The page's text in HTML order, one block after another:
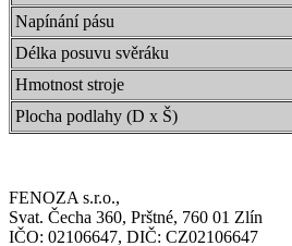
Napínání pásu
Délka posuvu svěráku
Hmotnost stroje
Plocha podlahy (D x Š)
FENOZA s.r.o.,
Svat. Čecha 360, Prštné, 760 01 Zlín
IČO: 02106647, DIČ: CZ02106647